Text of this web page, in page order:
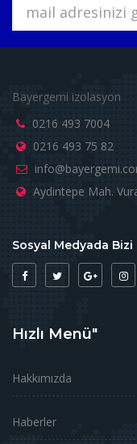
Bayergemi izolasyon
0216 493 7004
0216 493 75 82
Aydintepe Mah.
Sosyal Medyada
Hızlı Menü"
Hakkımızda
Haberler